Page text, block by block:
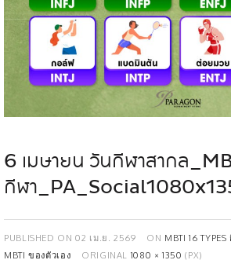
6 เมษายน วันกีฬาสากล
กีฬา
PUBLISHED ON02 เม.ย. 2569 ON MBTI 16
MBTI ของตัวเอง
ORIGINAL 1080 × 1350 (PX)